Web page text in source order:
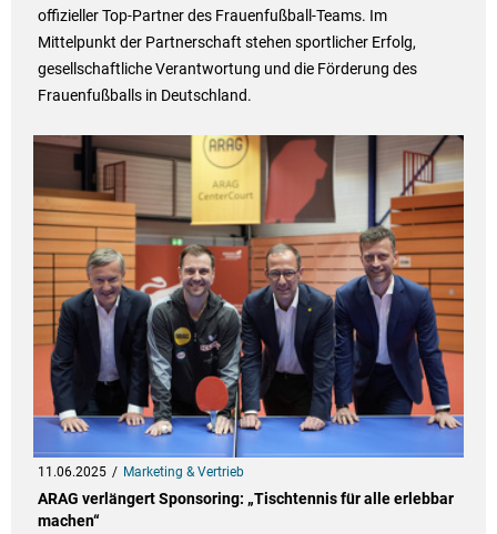
offizieller Top-Partner des Frauenfußball-Teams. Im
Mittelpunkt der Partnerschaft stehen sportlicher Erfolg,
gesellschaftliche Verantwortung und die Förderung des
Frauenfußballs in Deutschland.
11.06.2025 Marketing & Vertrieb
ARAG verlängert Sponsoring: „Tischtennis für alle erlebbar
machen“